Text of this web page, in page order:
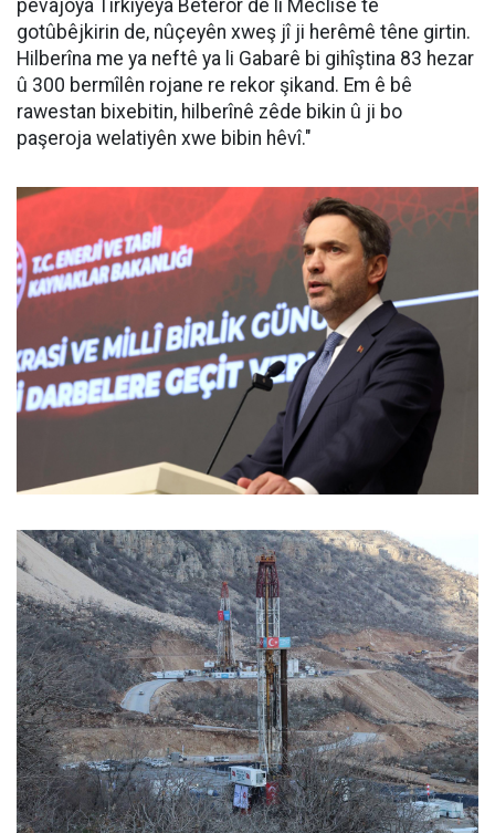
pêvajoya Tirkiyeya Bêterör de li Meclisê tê
gotûbêjkirin de, nûçeyên xweş jî ji herêmê têne girtin.
Hilberîna me ya neftê ya li Gabarê bi gihîştina 83 hezar
û 300 bermîlên rojane re rekor şikand. Em ê bê
rawestan bixebitin, hilberînê zêde bikin û ji bo
paşeroja welatiyên xwe bibin hêvî."